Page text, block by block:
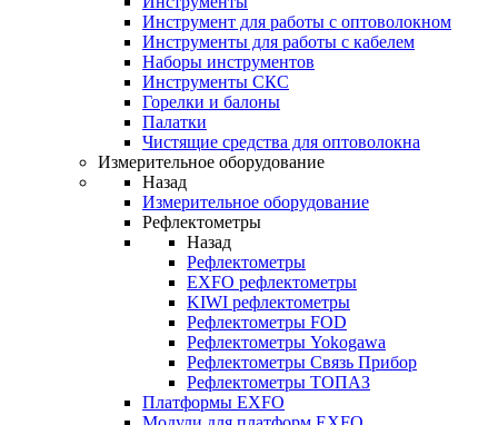
Инструмент для работы с оптоволокном
Инструменты для работы с кабелем
Наборы инструментов
Инструменты СКС
Горелки и балоны
Палатки
Чистящие средства для оптоволокна
Измерительное оборудование
Назад
Измерительное оборудование
Рефлектометры
Назад
Рефлектометры
EXFO рефлектометры
KIWI рефлектометры
Рефлектометры FOD
Рефлектометры Yokogawa
Рефлектометры Связь Прибор
Рефлектометры ТОПАЗ
Платформы EXFO